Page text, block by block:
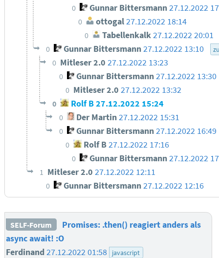
0 Gunnar Bittersmann27.12.2022
0 ottogal27.12.2022 18:14
0 Tabellenkalk27.12.2022 20:01
0 Gunnar Bittersmann27.12.2022 13:10
0 Mitleser 2.027.12.2022 13:23
0 Gunnar Bittersmann27.12.2022 13:30
0 Mitleser 2.0 27.12.2022 13:32
0 Rolf B27.12.2022 15:24
0 Der Martin27.12.2022 15:31
0 Gunnar Bittersmann27.12.2022 16:49
0 Rolf B27.12.2022 17:16
0 Gunnar Bittersmann27.12.2022
1 Mitleser 2.0 27.12.2022 12:11
0 Gunnar Bittersmann27.12.2022 12:16
SELF-Forum
Promises: .then() reagiert anders als
async await! :O
Ferdinand 27.12.2022 01:58 javascript